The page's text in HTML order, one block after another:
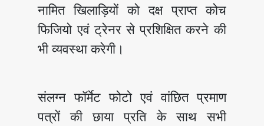
नामित खिलाड़ियों को दक्ष प्राप्त कोच
फिजियो एवं ट्रेनर से प्रशिक्षित करने की
भी व्यवस्था करेगी।
संलग्न फॉर्मेट फोटो एवं वांछित प्रमाण
पत्रों की छाया प्रति के साथ सभी